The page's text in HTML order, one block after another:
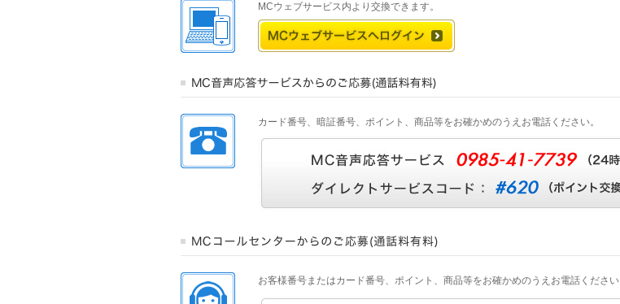
MCウェブサービス内より交換できます。
カード番号、暗証番号、ポイント、商品等をお確かめのうえお電話ください。
お客様番号またはカード番号、ポイント、商品等をお確かめのうえお電話ください